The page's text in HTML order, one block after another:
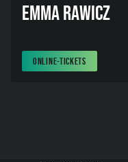
EMMA RAWICZ
ONLINE-TICKETS